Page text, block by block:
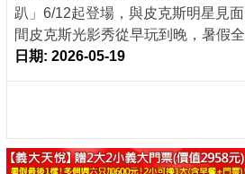
趴」6/12起登場，與皮克斯明星見
間皮克斯光影秀從早玩到晚，暑假
日期: 2026-05-19